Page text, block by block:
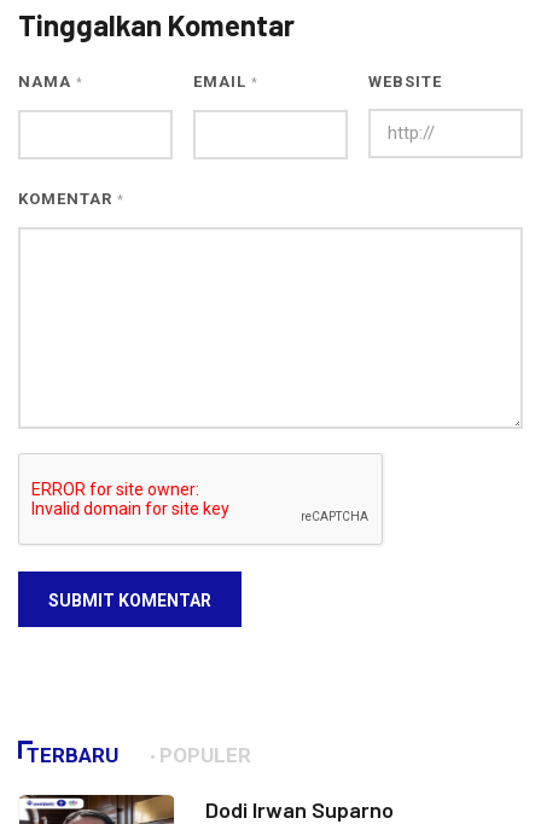
Tinggalkan Komentar
NAMA * EMAIL * WEBSITE
KOMENTAR *
SUBMIT KOMENTAR
TERBARU POPULER
Dodi Irwan Suparno